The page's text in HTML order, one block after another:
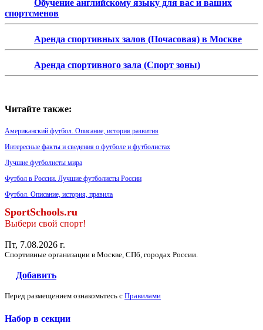
Обучение английскому языку для вас и ваших
спортсменов
Аренда спортивных залов (Почасовая) в Москве
Аренда спортивного зала (Спорт зоны)
Читайте также:
Американский футбол. Описание, история развития
Интересные факты и сведения о футболе и футболистах
Лучшие футболисты мира
Футбол в России. Лучшие футболисты России
Футбол. Описание, история, правила
SportSchools.ru
Выбери свой спорт!
Пт, 7.08.2026 г.
Спортивные организации в Москве, СПб, городах России.
Добавить
Перед размещением ознакомьтесь с Правилами
Набор в секции